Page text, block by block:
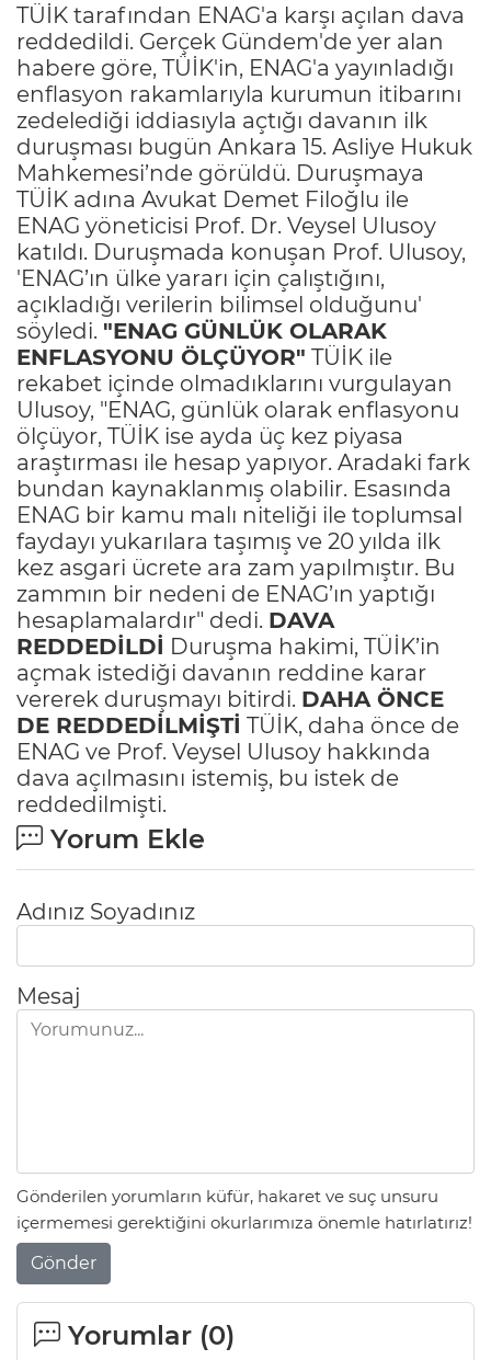
TÜİK tarafından ENAG'a karşı açılan dava
reddedildi. Gerçek Gündem'de yer alan
habere göre, TÜİK'in, ENAG'a yayınladığı
enflasyon rakamlarıyla kurumun itibarını
zedelediği iddiasıyla açtığı davanın ilk
duruşması bugün Ankara 15. Asliye Hukuk
Mahkemesi’nde görüldü. Duruşmaya
TÜİK adına Avukat Demet Filoğlu ile
ENAG yöneticisi Prof. Dr. Veysel Ulusoy
katıldı. Duruşmada konuşan Prof. Ulusoy,
'ENAG’ın ülke yararı için çalıştığını,
açıkladığı verilerin bilimsel olduğunu'
söyledi. "ENAG GÜNLÜK OLARAK
ENFLASYONU ÖLÇÜYOR" TÜİK ile
rekabet içinde olmadıklarını vurgulayan
Ulusoy, "ENAG, günlük olarak enflasyonu
ölçüyor, TÜİK ise ayda üç kez piyasa
araştırması ile hesap yapıyor. Aradaki fark
bundan kaynaklanmış olabilir. Esasında
ENAG bir kamu malı niteliği ile toplumsal
faydayı yukarılara taşımış ve 20 yılda ilk
kez asgari ücrete ara zam yapılmıştır. Bu
zammın bir nedeni de ENAG’ın yaptığı
hesaplamalardır" dedi. DAVA
REDDEDİLDİ Duruşma hakimi, TÜİK’in
açmak istediği davanın reddine karar
vererek duruşmayı bitirdi. DAHA ÖNCE
DE REDDEDİLMİŞTİ TÜİK, daha önce de
ENAG ve Prof. Veysel Ulusoy hakkında
dava açılmasını istemiş, bu istek de
reddedilmişti.
Yorum Ekle
Adınız Soyadınız
Mesaj
Gönderilen yorumların küfür, hakaret ve suç unsuru
içermemesi gerektiğini okurlarımıza önemle hatırlatırız!
Gönder
Yorumlar (0)